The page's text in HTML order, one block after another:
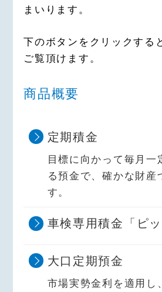
まいります。
下のボタンをクリックする
ご覧頂けます。
商品概要
定期積金
目標に向かって毎月一
る預金で、確かな財産
す。
車検専用積金「ピッ
大口定期預金
市場実勢金利を適用し